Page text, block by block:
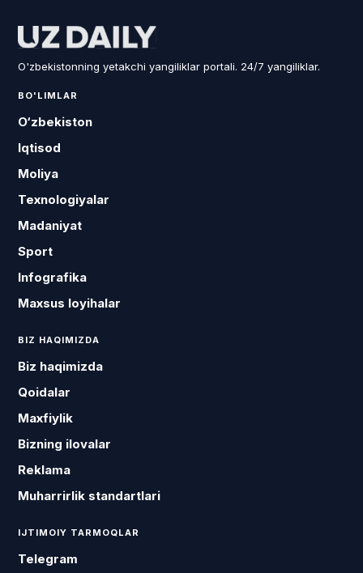
O'zbekistonning yetakchi yangiliklar portali. 24/7 yangiliklar.
BO'LIMLAR
O‘zbekiston
Iqtisod
Moliya
Texnologiyalar
Madaniyat
Sport
Infografika
Maxsus loyihalar
BIZ HAQIMIZDA
Biz haqimizda
Qoidalar
Maxfiylik
Bizning ilovalar
Reklama
Muharrirlik standartlari
IJTIMOIY TARMOQLAR
Telegram